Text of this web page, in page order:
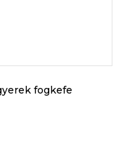
fogkefe